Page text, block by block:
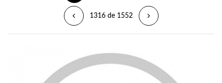
1316 de 1552